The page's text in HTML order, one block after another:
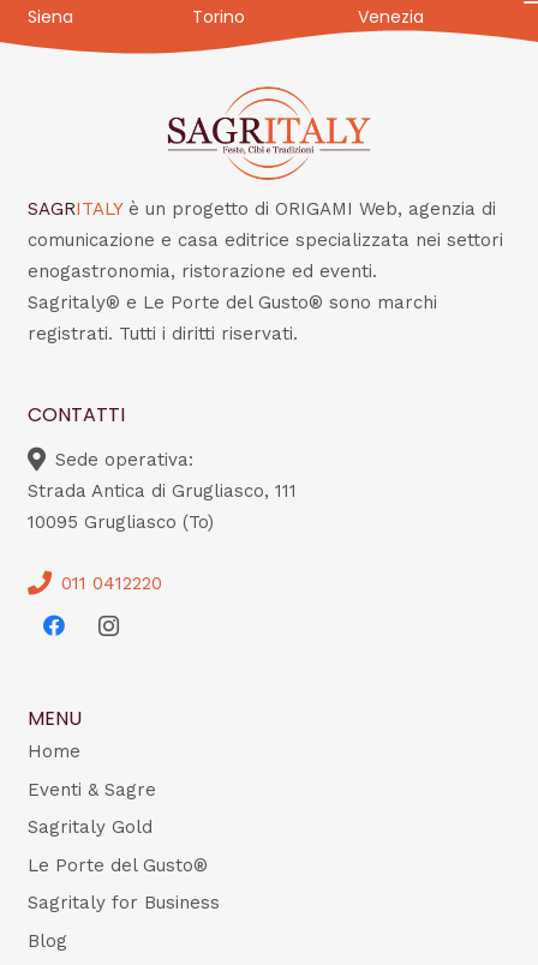
Siena
Torino Venezia
SAGRITALY è un progetto di ORIGAMI Web, agenzia di
comunicazione e casa editrice specializzata nei settori
enogastronomia, ristorazione ed eventi.
Sagritaly® e Le Porte del Gusto® sono marchi
registrati. Tutti i diritti riservati.
CONTATTI
Sede operativa:
Strada Antica di Grugliasco, 111
10095 Grugliasco (To)
011 0412220
MENU
Home
Eventi & Sagre
Sagritaly Gold
Le Porte del Gusto®
Sagritaly for Business
Blog